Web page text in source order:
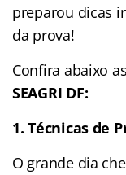
preparou dicas
da prova!
Confira abaixo
SEAGRI DF:
1. Técnicas de
O grande dia